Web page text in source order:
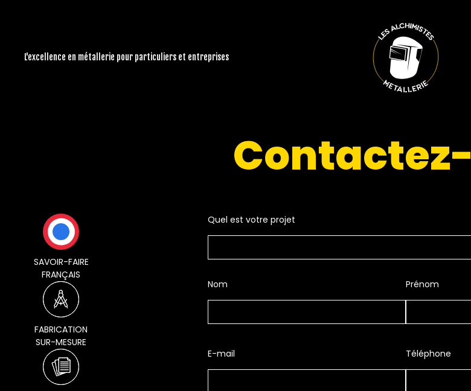
L'excellence en métallerie pour particuliers et entreprises
Contactez-
SAVOIR-FAIRE
FRANÇAIS
FABRICATION
SUR-MESURE
Quel est votre projet
Nom Prénom
E-mail Téléphone